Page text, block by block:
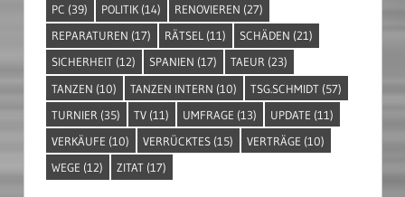
PC (39) POLITIK (14) RENOVIEREN (27)
REPARATUREN (17) RÄTSEL (11) SCHÄDEN (21)
SICHERHEIT (12) SPANIEN (17) TAEUR (23)
TANZEN (10) TANZEN INTERN (10) TSG.SCHMIDT (57)
TURNIER (35) TV (11) UMFRAGE (13) UPDATE (11)
VERKÄUFE (10) VERRÜCKTES (15) VERTRÄGE (10)
WEGE (12) ZITAT (17)